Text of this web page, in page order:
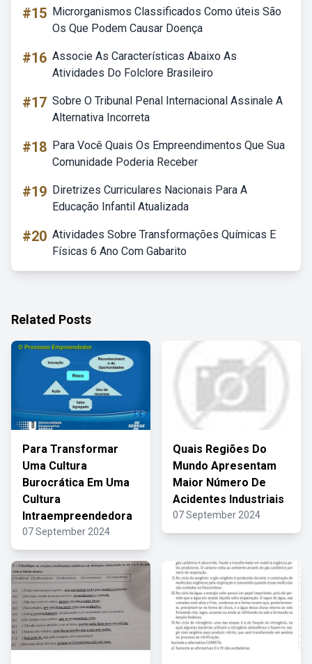
#15 Microrganismos Classificados Como úteis São
Os Que Podem Causar Doença
#16 Associe As Características Abaixo As
Atividades Do Folclore Brasileiro
#17 Sobre O Tribunal Penal Internacional Assinale A
Alternativa Incorreta
#18 Para Você Quais Os Empreendimentos Que Sua
Comunidade Poderia Receber
#19 Diretrizes Curriculares Nacionais Para A
Educação Infantil Atualizada
#20 Atividades Sobre Transformações Químicas E
Físicas 6 Ano Com Gabarito
Related Posts
Para Transformar
Uma Cultura
Burocrática Em Uma
Cultura
Intraempreendedora
07 September 2024
Quais Regiões Do
Mundo Apresentam
Maior Número De
Acidentes Industriais
07 September 2024